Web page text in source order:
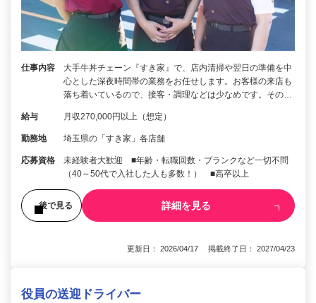
仕事内容
大手牛丼チェーン『すき家』で、店内清掃や翌日の準備を中
心とした深夜時間帯の業務をお任せします。お客様の来店も
落ち着いているので、接客・調理などは少なめです。その…
給与 月収270,000円以上（想定）
勤務地 埼玉県の「すき家」各店舗
応募資格
未経験者大歓迎 ■年齢・転職回数・ブランクなど一切不問
（40～50代で入社した人も多数！） ■高卒以上
後で見る 詳細を見る
更新日： 2026/04/17 掲載終了日： 2027/04/23
役員の送迎ドライバー